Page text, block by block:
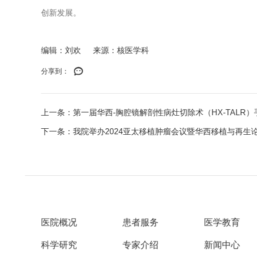
创新发展。
编辑：刘欢 来源：核医学科
分享到：
上一条：第一届华西-胸腔镜解剖性病灶切除术（HX-TALR
下一条：我院举办2024亚太移植肿瘤会议暨华西移植与再生
医院概况 患者服务 医学教育
科学研究 专家介绍 新闻中心